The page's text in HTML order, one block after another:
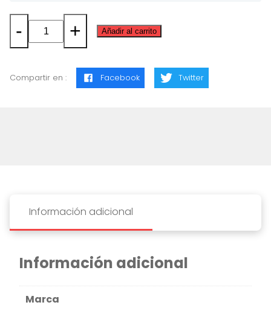
-
MARCADOR
FABER
MANGA
BASIC
+ Añadir al carrito
Compartir en : Facebook Twitter
Información adicional
Información adicional
Marca